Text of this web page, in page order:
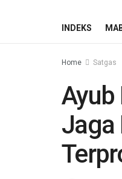
INDEKS
Home Satgas
Ayub
Jaga